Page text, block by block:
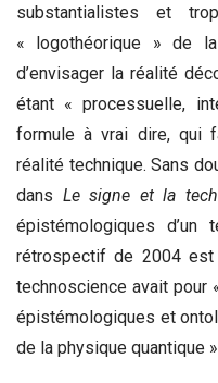
substantialistes et
« logothéorique » de
d’envisager la réalité
étant « processuelle,
formule à vrai dire, qui
réalité technique. Sans
dans Le signe et la
épistémologiques
rétrospectif de 2004
technoscience avait pour
épistémologiques et
de la physique quantique